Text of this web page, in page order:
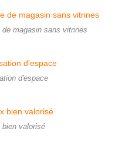
magasin sans vitrines
d'espace
bien valorisé